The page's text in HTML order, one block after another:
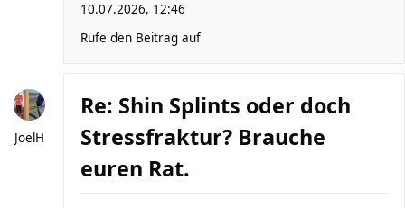
10.07.2026, 12:46
Rufe den Beitrag auf
JoelH
Re: Shin Splints oder doch
Stressfraktur? Brauche
euren Rat.